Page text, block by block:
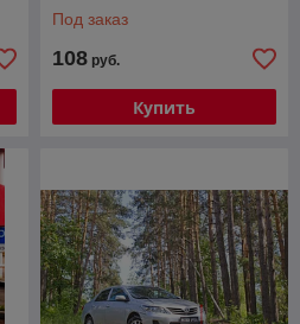
Под заказ
108 руб.
Купить